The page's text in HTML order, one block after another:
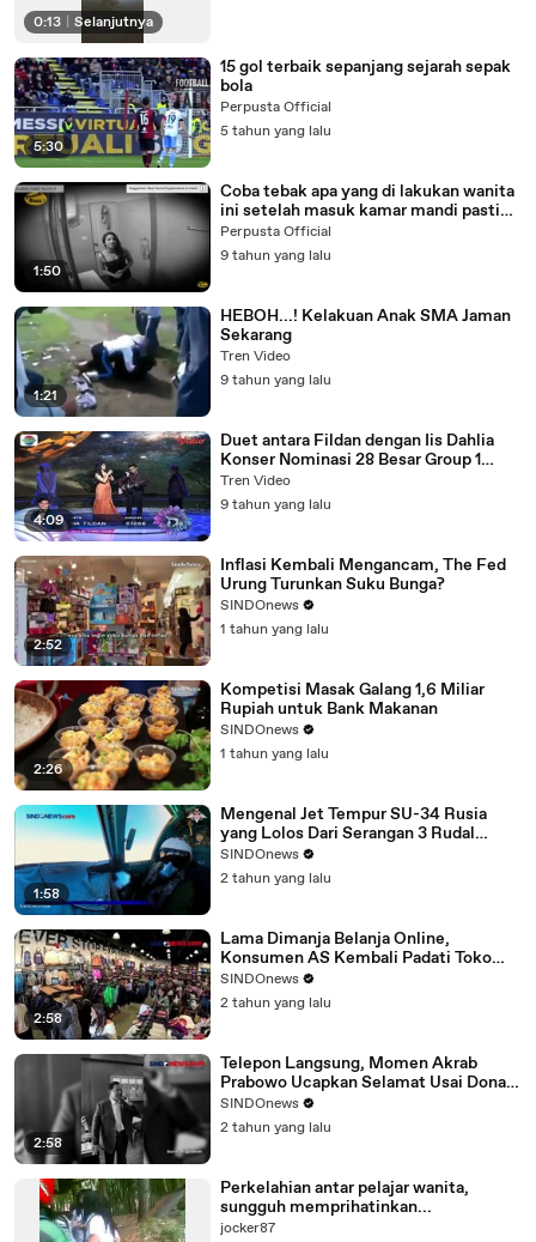
0:13 Selanjutnya
5:30
15 gol terbaik sepanjang sejarah sepak
bola
Perpusta Official
5 tahun yang lalu
1:50
Coba tebak apa yang di lakukan wanita
ini setelah masuk kamar mandi pasti
kamu gak nyangka
Perpusta Official
9 tahun yang lalu
1:21
HEBOH...! Kelakuan Anak SMA Jaman
Sekarang
Tren Video
9 tahun yang lalu
4:09
Duet antara Fildan dengan Iis Dahlia
Konser Nominasi 28 Besar Group 1
D'Academy 4
Tren Video
9 tahun yang lalu
2:52
Inflasi Kembali Mengancam, The Fed
Urung Turunkan Suku Bunga?
SINDOnews
1 tahun yang lalu
2:26
Kompetisi Masak Galang 1,6 Miliar
Rupiah untuk Bank Makanan
SINDOnews
1 tahun yang lalu
1:58
Mengenal Jet Tempur SU-34 Rusia
yang Lolos Dari Serangan 3 Rudal
Patriot AS
SINDOnews
2 tahun yang lalu
2:58
Lama Dimanja Belanja Online,
Konsumen AS Kembali Padati Toko
Fisik
SINDOnews
2 tahun yang lalu
2:58
Telepon Langsung, Momen Akrab
Prabowo Ucapkan Selamat Usai Donald
Trump Menang Pilpres AS
SINDOnews
2 tahun yang lalu
Perkelahian antar pelajar wanita,
sungguh memprihatinkan...
jocker87